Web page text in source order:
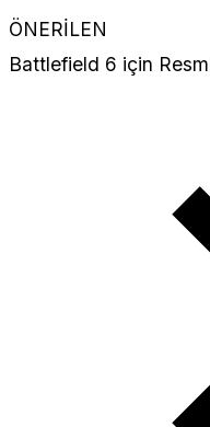
ÖNERİLEN
Battlefield 6 için